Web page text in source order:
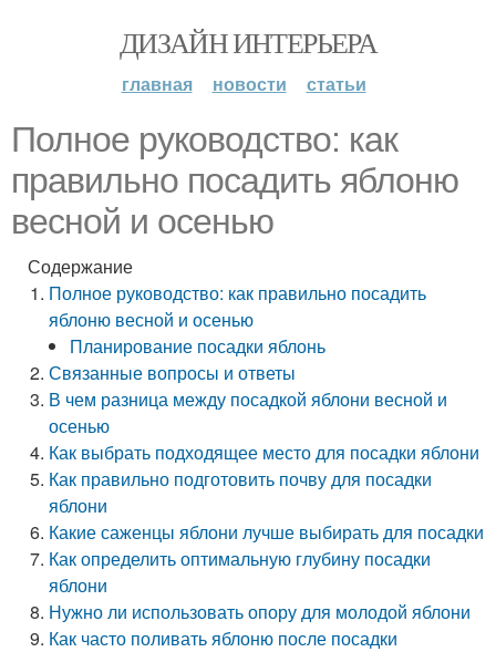
ДИЗАЙН ИНТЕРЬЕРА
главная новости статьи
Полное руководство: как
правильно посадить яблоню
весной и осенью
Содержание
Полное руководство: как правильно посадить
яблоню весной и осенью
Планирование посадки яблонь
Связанные вопросы и ответы
В чем разница между посадкой яблони весной и
осенью
Как выбрать подходящее место для посадки яблони
Как правильно подготовить почву для посадки
яблони
Какие саженцы яблони лучше выбирать для посадки
Как определить оптимальную глубину посадки
яблони
Нужно ли использовать опору для молодой яблони
Как часто поливать яблоню после посадки